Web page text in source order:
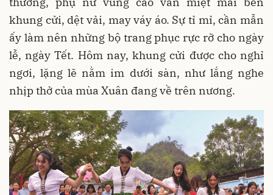
khung cửi, dệt vải, may váy áo. Sự tỉ mỉ, cần mẫn
ấy làm nên những bộ trang phục rực rỡ cho ngày
lễ, ngày Tết. Hôm nay, khung cửi được cho nghỉ
ngơi, lặng lẽ nằm im dưới sàn, như lắng nghe
nhịp thở của mùa Xuân đang về trên nương.